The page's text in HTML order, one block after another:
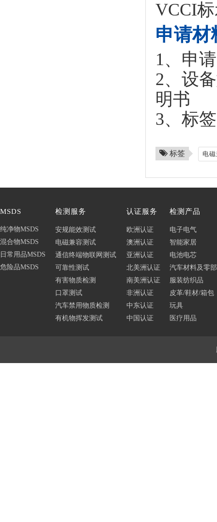
VCCI
申请材
1、申
2、设
明书
3、标签
标签 电
MSDS
纯净物MSDS
混合物MSDS
日常用品MSDS
危险品MSDS
检测服务
安规能效测试
电磁兼容测试
通信终端物联网测试
可靠性测试
有害物质检测
口罩测试
汽车禁用物质检测
有机物挥发测试
认证服务
欧洲认证
澳洲认证
亚洲认证
北美洲认证
南美洲认证
非洲认证
中东认证
中国认证
检测产品
电子电气
智能家居
电池电芯
汽车材料及零
服装纺织品
皮革/鞋材/箱包
玩具
医疗用品